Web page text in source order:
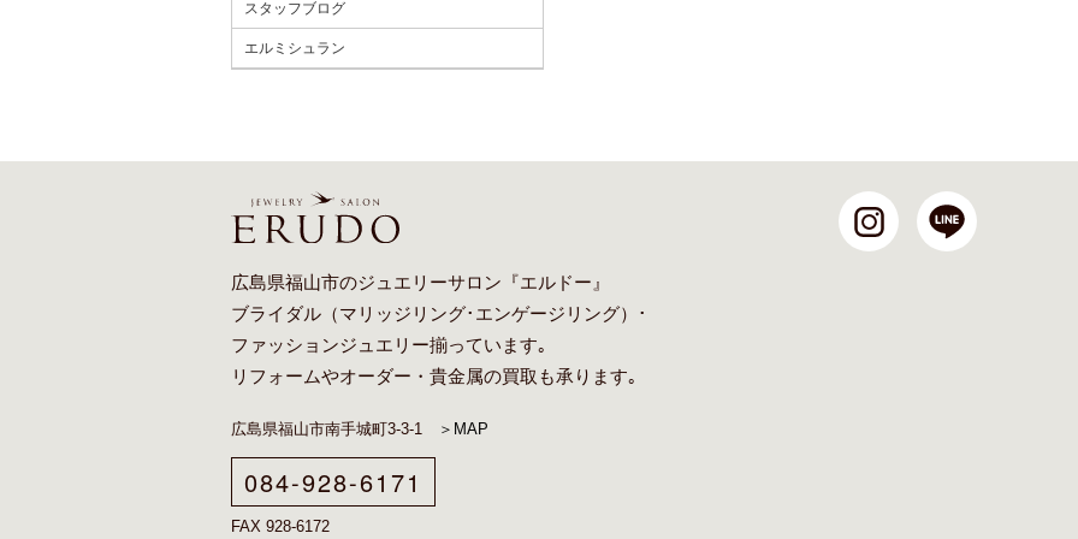
スタッフブログ
エルミシュラン
広島県福山市のジュエリーサロン『エルドー』
ブライダル（マリッジリング･ エンゲージリング）･
ファッションジュエリー揃っています｡
リフォームやオーダー ・貴金属の買取も承ります｡
広島県福山市南手城町3-3-1 ＞MAP
084-928-6171
FAX 928-6172